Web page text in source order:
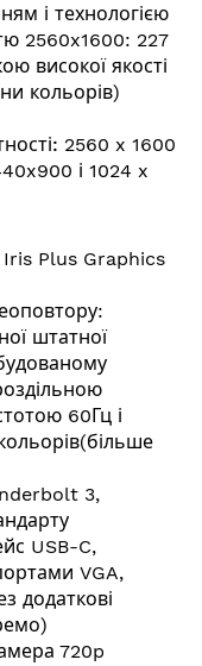
і технологією
2560x1600: 227
високої якості
кольорів)
2560 x 1600
і 1024 x
Plus Graphics
штатної
60Гц і
3,
USB-C,
VGA,
додаткові
720p